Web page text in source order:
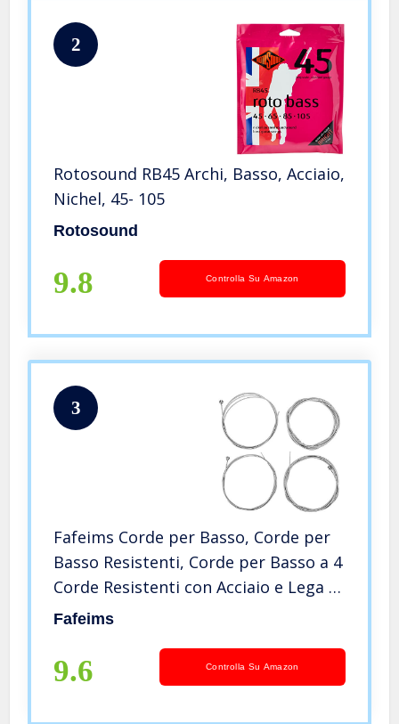
2
Rotosound RB45 Archi, Basso, Acciaio,
Nichel, 45- 105
Rotosound
9.8 Controlla Su Amazon
3
Fafeims Corde per Basso, Corde per
Basso Resistenti, Corde per Basso a 4
Corde Resistenti con Acciaio e Lega di
Nichel per Accessorio Strumento
Fafeims
9.6 Controlla Su Amazon